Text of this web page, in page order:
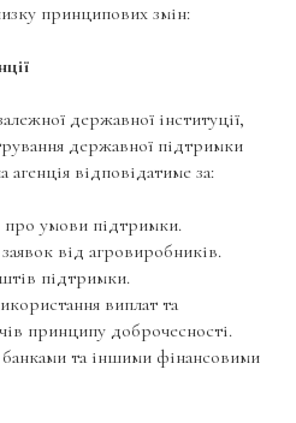
принципових змін:
державної інституції,
державної підтримки
відповідатиме за:
умови підтримки.
від агровиробників.
підтримки.
виплат та
принципу доброчесності.
банками та іншими фінансовими